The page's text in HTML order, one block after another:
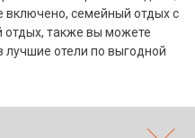
включено, семейный отдых с
также вы можете
лучшие отели по выгодной